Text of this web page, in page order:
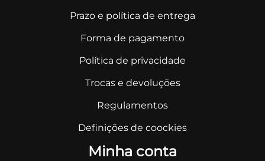
Prazo e política de entrega
Forma de pagamento
Política de privacidade
Trocas e devoluções
Regulamentos
Definições de coockies
Minha conta